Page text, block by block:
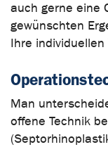
auch gerne eine
gewünschten
Ihre
Man
offene Technik